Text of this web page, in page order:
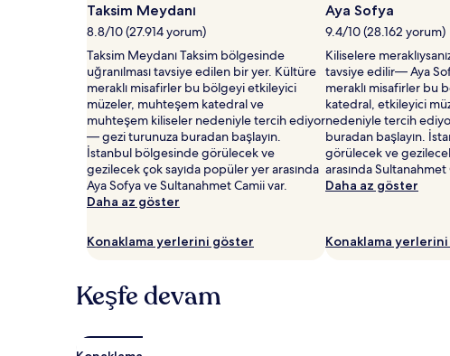
gösterebilir.
Ek
koşullar
geçerli
olabilir.
Taksim Meydanı
8.8/10 (27.914 yorum)
Taksim Meydanı Taksim bölgesinde
uğranılması tavsiye edilen bir yer. Kültüre
meraklı misafirler bu bölgeyi etkileyici
müzeler, muhteşem katedral ve
muhteşem kiliseler nedeniyle tercih ediyor
— gezi turunuza buradan başlayın.
İstanbul bölgesinde görülecek ve
gezilecek çok sayıda popüler yer arasında
Aya Sofya ve Sultanahmet Camii var.
Daha az göster
Konaklama yerlerini göster
Aya Sofya
9.4/10 (28.162 yorum)
Kiliselere
tavsiye edilir— Aya
meraklı misafirler bu
katedral, etkileyici
nedeniyle tercih
buradan başlayın.
görülecek ve
arasında Sultanahmet
Daha az göster
Konaklama
Keşfe devam